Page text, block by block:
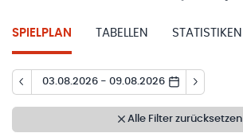
SPIELPLAN TABELLEN STATISTIKEN
03.08.2026 - 09.08.2026
Alle Filter zurücksetzen